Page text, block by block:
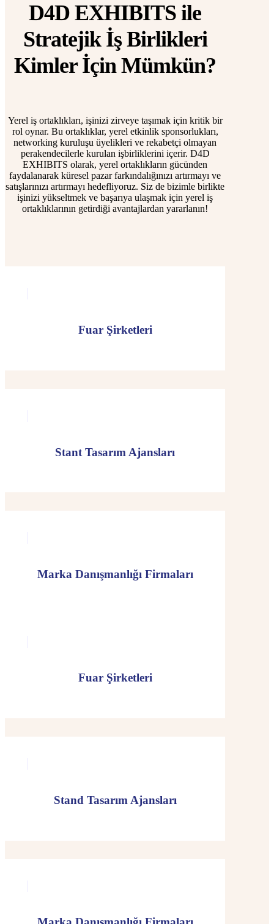
D4D EXHIBITS ile
Stratejik İş Birlikleri
Kimler İçin Mümkün?
Yerel iş ortaklıkları, işinizi zirveye taşımak için kritik bir
rol oynar. Bu ortaklıklar, yerel etkinlik sponsorlukları,
networking kuruluşu üyelikleri ve rekabetçi olmayan
perakendecilerle kurulan işbirliklerini içerir. D4D
EXHIBITS olarak, yerel ortaklıkların gücünden
faydalanarak küresel pazar farkındalığınızı artırmayı ve
satışlarınızı artırmayı hedefliyoruz. Siz de bizimle birlikte
işinizi yükseltmek ve başarıya ulaşmak için yerel iş
ortaklıklarının getirdiği avantajlardan yararlanın!
Fuar Şirketleri
Stant Tasarım Ajansları
Marka Danışmanlığı Firmaları
Fuar Şirketleri
Stand Tasarım Ajansları